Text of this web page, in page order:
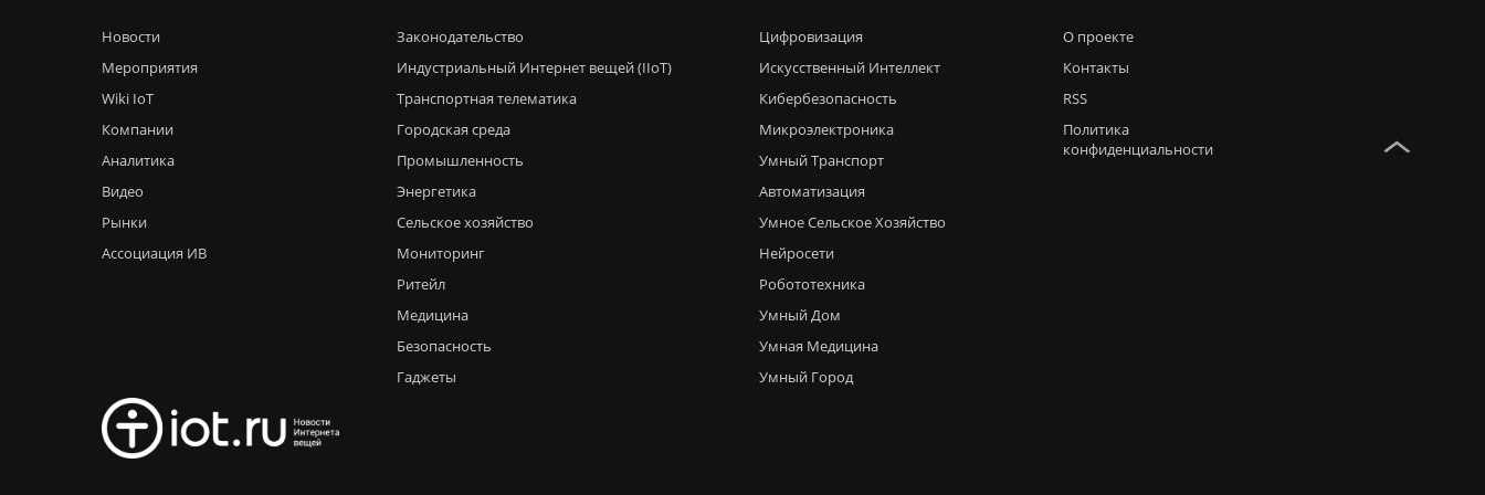
Новости
Мероприятия
Wiki IoT
Компании
Аналитика
Видео
Рынки
Ассоциация ИВ
Законодательство
Индустриальный Интернет вещей (IIoT)
Транспортная телематика
Городская среда
Промышленность
Энергетика
Сельское хозяйство
Мониторинг
Ритейл
Медицина
Безопасность
Гаджеты
Цифровизация
Искусственный Интеллект
Кибербезопасность
Микроэлектроника
Умный Транспорт
Автоматизация
Умное Сельское Хозяйство
Нейросети
Робототехника
Умный Дом
Умная Медицина
Умный Город
О проекте
Контакты
RSS
Политика
конфиденциальности